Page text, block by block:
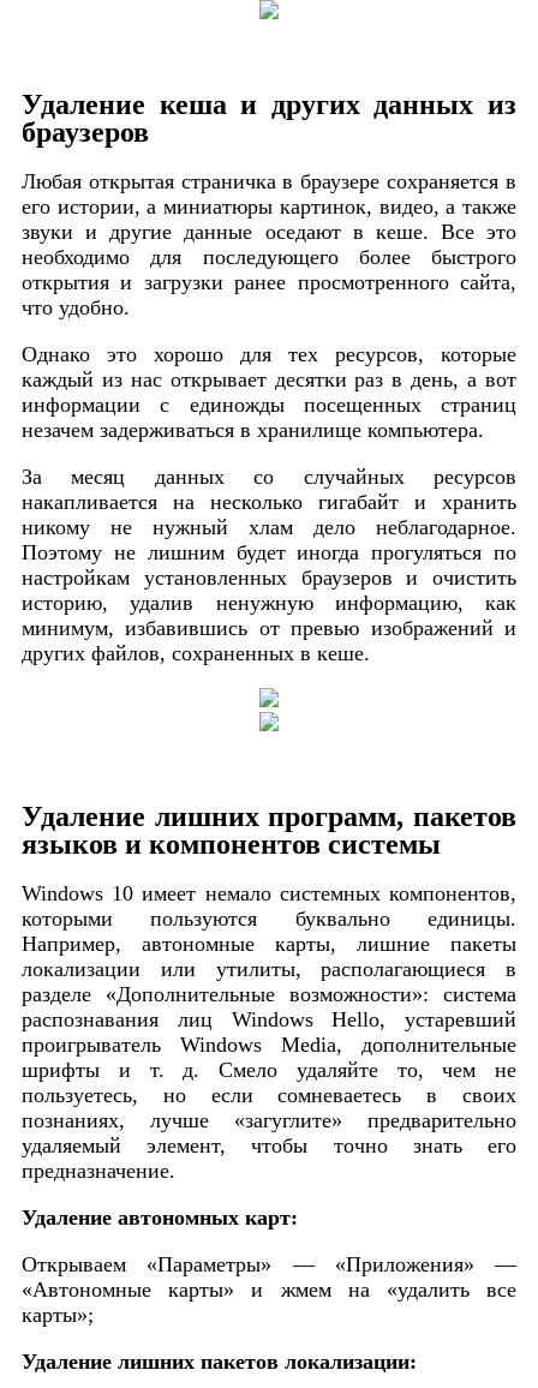
Удаление кеша и других данных из
браузеров
Любая открытая страничка в браузере сохраняется в
его истории, а миниатюры картинок, видео, а также
звуки и другие данные оседают в кеше. Все это
необходимо для последующего более быстрого
открытия и загрузки ранее просмотренного сайта,
что удобно.
Однако это хорошо для тех ресурсов, которые
каждый из нас открывает десятки раз в день, а вот
информации с единожды посещенных страниц
незачем задерживаться в хранилище компьютера.
За месяц данных со случайных ресурсов
накапливается на несколько гигабайт и хранить
никому не нужный хлам дело неблагодарное.
Поэтому не лишним будет иногда прогуляться по
настройкам установленных браузеров и очистить
историю, удалив ненужную информацию, как
минимум, избавившись от превью изображений и
других файлов, сохраненных в кеше.
Удаление лишних программ, пакетов
языков и компонентов системы
Windows 10 имеет немало системных компонентов,
которыми пользуются буквально единицы.
Например, автономные карты, лишние пакеты
локализации или утилиты, располагающиеся в
разделе «Дополнительные возможности»: система
распознавания лиц Windows Hello, устаревший
проигрыватель Windows Media, дополнительные
шрифты и т. д. Смело удаляйте то, чем не
пользуетесь, но если сомневаетесь в своих
познаниях, лучше «загуглите» предварительно
удаляемый элемент, чтобы точно знать его
предназначение.
Удаление автономных карт:
Открываем «Параметры» — «Приложения» —
«Автономные карты» и жмем на «удалить все
карты»;
Удаление лишних пакетов локализации: